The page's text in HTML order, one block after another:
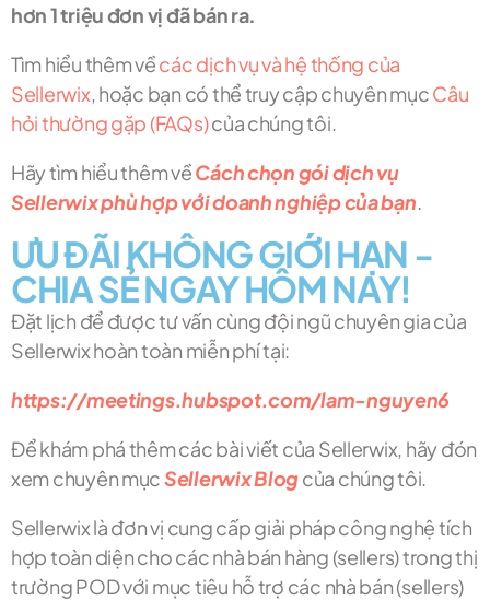
hơn 1 triệu đơn vị đã bán ra.
Tìm hiểu thêm vềcác dịch vụ và hệ thống của
Sellerwix, hoặc bạn có thể truy cập chuyên mụcCâu
hỏi thường gặp (FAQs)của chúng tôi.
Hãy tìm hiểu thêm vềCách chọn gói dịch vụ
Sellerwix phù hợp với doanh nghiệp của bạn.
ƯU ĐÃI KHÔNG GIỚI HẠN -
CHIA SẺ NGAY HÔM NAY!
Đặt lịch để được tư vấn cùng đội ngũ chuyên gia của
Sellerwix hoàn toàn miễn phí tại:
https://meetings.hubspot.com/lam-nguyen6
Để khám phá thêm các bài viết của Sellerwix, hãy đón
xem chuyên mụcSellerwix Blogcủa chúng tôi.
Sellerwix là đơn vị cung cấp giải pháp công nghệ tích
hợp toàn diện cho các nhà bán hàng (sellers) trong thị
trường POD với mục tiêu hỗ trợ các nhà bán (sellers)